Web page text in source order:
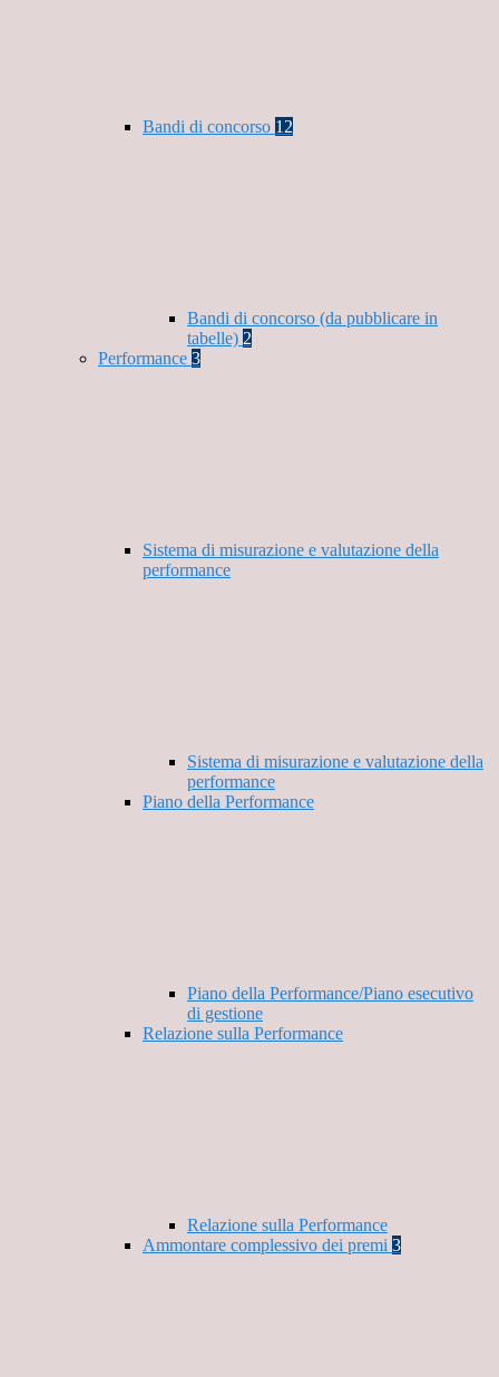
Bandi di concorso 12
Bandi di concorso (da pubblicare in
tabelle) 2
Performance 3
Sistema di misurazione e valutazione della
performance
Sistema di misurazione e valutazione della
performance
Piano della Performance
Piano della Performance/Piano esecutivo
di gestione
Relazione sulla Performance
Relazione sulla Performance
Ammontare complessivo dei premi 3